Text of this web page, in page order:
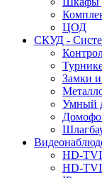
ЦОД
СКУД -
Замки
Умный
HD-TVI
HD-TVI